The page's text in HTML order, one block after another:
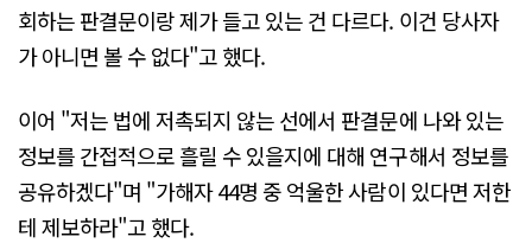
회하는 판결문이랑 제가 들고 있는 건 다르다. 이건 당사자
가 아니면 볼 수 없다"고 했다.
이어 "저는 법에 저촉되지 않는 선에서 판결문에 나와 있는
정보를 간접적으로 흘릴 수 있을지에 대해 연구해서 정보를
공유하겠다"며 "가해자 44명 중 억울한 사람이 있다면 저한
테 제보하라"고 했다.